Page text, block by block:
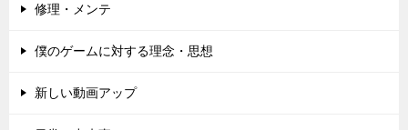
修理・メンテ
僕のゲームに対する理念・思想
新しい動画アップ